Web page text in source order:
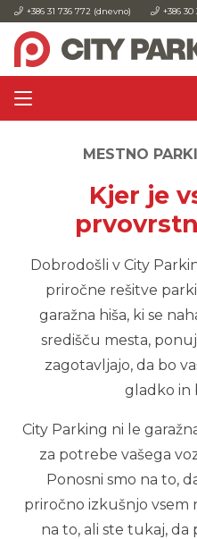
+386 31 736 772 (dnevno) +386 30
MESTNO
Kjer je
Dobrodošli v City
priročne rešitve
garažna hiša, ki se
središču mesta,
zagotavljajo, da bo
gladko in
City Parking ni le
za potrebe vašega
Ponosni smo na to,
priročno izkušnjo vsem
na to, ali ste tukaj, da